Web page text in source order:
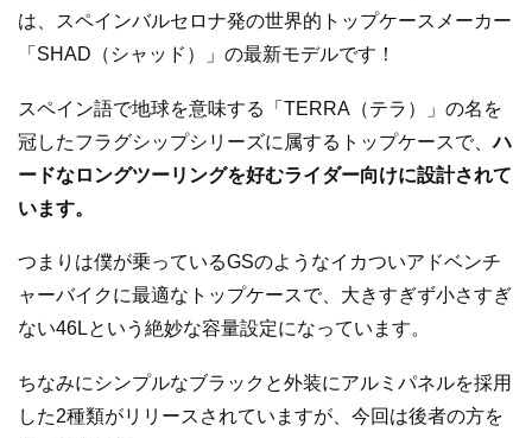
は、スペインバルセロナ発の世界的トップケースメーカー
「SHAD（シャッド）」の最新モデルです！
スペイン語で地球を意味する「TERRA（テラ）」の名を
冠したフラグシップシリーズに属するトップケースで、ハ
ードなロングツーリングを好むライダー向けに設計されて
います。
つまりは僕が乗っているGSのようなイカついアドベンチ
ャーバイクに最適なトップケースで、大きすぎず小さすぎ
ない46Lという絶妙な容量設定になっています。
ちなみにシンプルなブラックと外装にアルミパネルを採用
した2種類がリリースされていますが、今回は後者の方を